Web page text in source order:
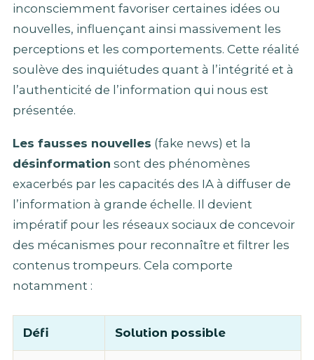
inconsciemment favoriser certaines idées ou
nouvelles, influençant ainsi massivement les
perceptions et les comportements. Cette réalité
soulève des inquiétudes quant à l’intégrité et à
l’authenticité de l’information qui nous est
présentée.
Les fausses nouvelles (fake news) et la
désinformation sont des phénomènes
exacerbés par les capacités des IA à diffuser de
l’information à grande échelle. Il devient
impératif pour les réseaux sociaux de concevoir
des mécanismes pour reconnaître et filtrer les
contenus trompeurs. Cela comporte
notamment :
Défi Solution possible